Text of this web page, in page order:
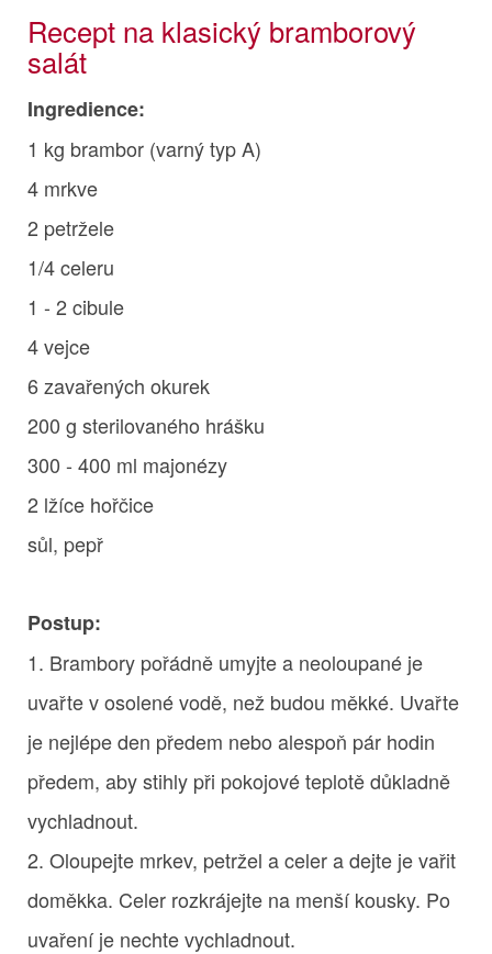
Recept na klasický bramborový
salát
Ingredience:
1 kg brambor (varný typ A)
4 mrkve
2 petržele
1/4 celeru
1 - 2 cibule
4 vejce
6 zavařených okurek
200 g sterilovaného hrášku
300 - 400 ml majonézy
2 lžíce hořčice
sůl, pepř
Postup:
1. Brambory pořádně umyjte a neoloupané je
uvařte v osolené vodě, než budou měkké. Uvařte
je nejlépe den předem nebo alespoň pár hodin
předem, aby stihly při pokojové teplotě důkladně
vychladnout.
2. Oloupejte mrkev, petržel a celer a dejte je vařit
doměkka. Celer rozkrájejte na menší kousky. Po
uvaření je nechte vychladnout.